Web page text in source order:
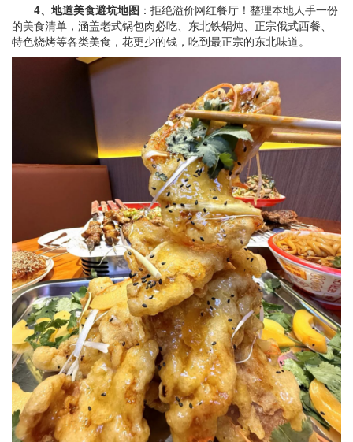
4、地道美食避坑地图 ：拒绝溢价网红餐厅！整理本地人手一份
的美食清单，涵盖老式锅包肉必吃、东北铁锅炖、正宗俄式西餐、
特色烧烤等各类美食，花更少的钱，吃到最正宗的东北味道。